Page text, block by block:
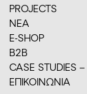
PROJECTS
ΝΕΑ
E-SHOP
Β2Β
CASE STUDIES
ΕΠΙΚΟΙΝΩΝΙΑ